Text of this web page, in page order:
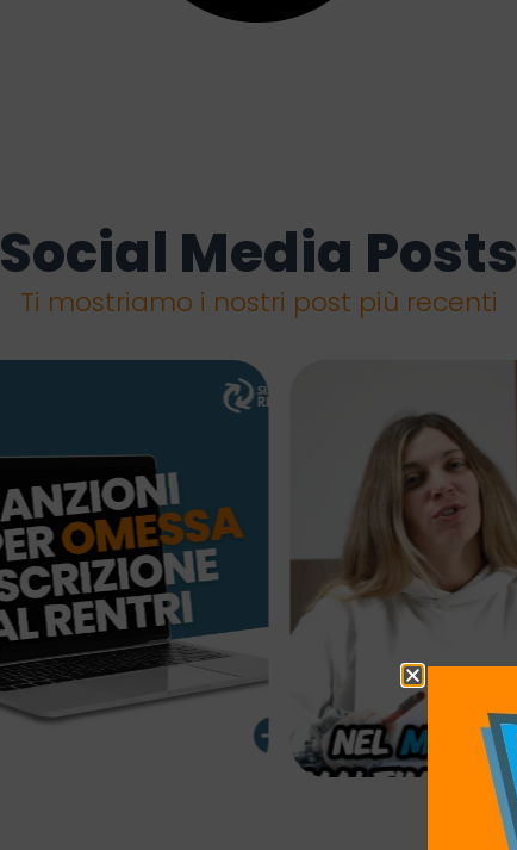
Social Media Posts
Ti mostriamo i nostri post più recenti